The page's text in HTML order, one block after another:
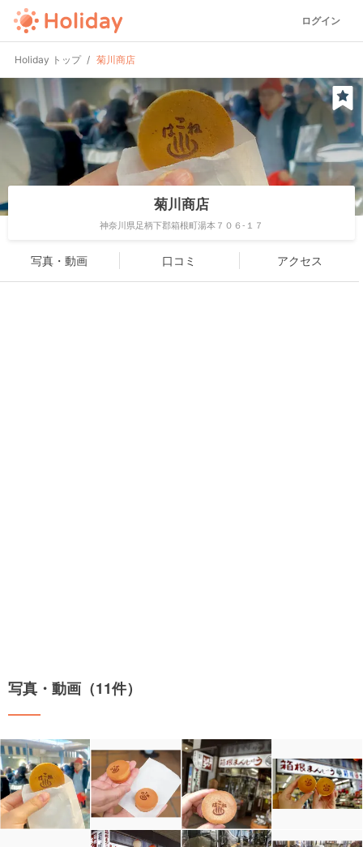
ログイン
Holiday トップ 菊川商店
菊川商店
神奈川県足柄下郡箱根町湯本７０６-１７
写真・動画 口コミ アクセス
写真・動画（11件）